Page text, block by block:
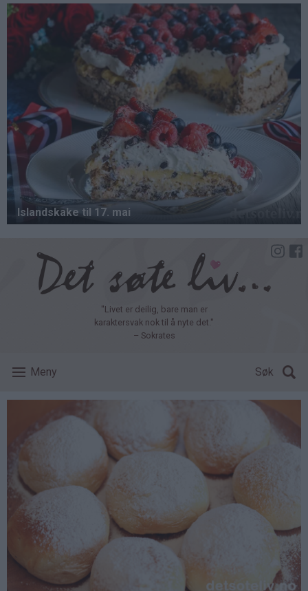
Hopp
hovedinnhold
"Livet er deilig, bare man er
karaktersvak nok til å nyte det."
– Sokrates
Meny Søk